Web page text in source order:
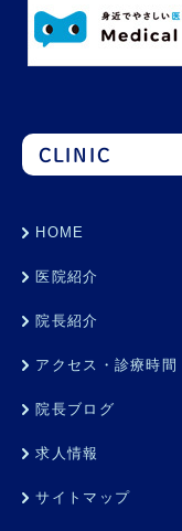
CLINIC
HOME
医院紹介
院長紹介
アクセス・診療時間
院長ブログ
求人情報
サイトマップ